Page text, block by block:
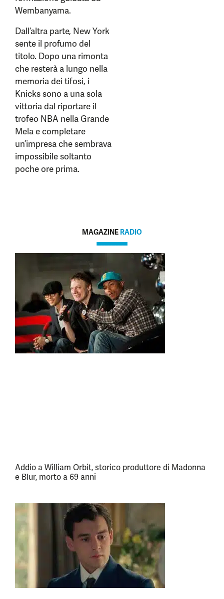
Wembanyama.
Dall’altra parte, New York
sente il profumo del
titolo. Dopo una rimonta
che resterà a lungo nella
memoria dei tifosi, i
Knicks sono a una sola
vittoria dal riportare il
trofeo NBA nella Grande
Mela e completare
un’impresa che sembrava
impossibile soltanto
poche ore prima.
MAGAZINE RADIO
Addio a William Orbit, storico produttore di Madonna
e Blur, morto a 69 anni